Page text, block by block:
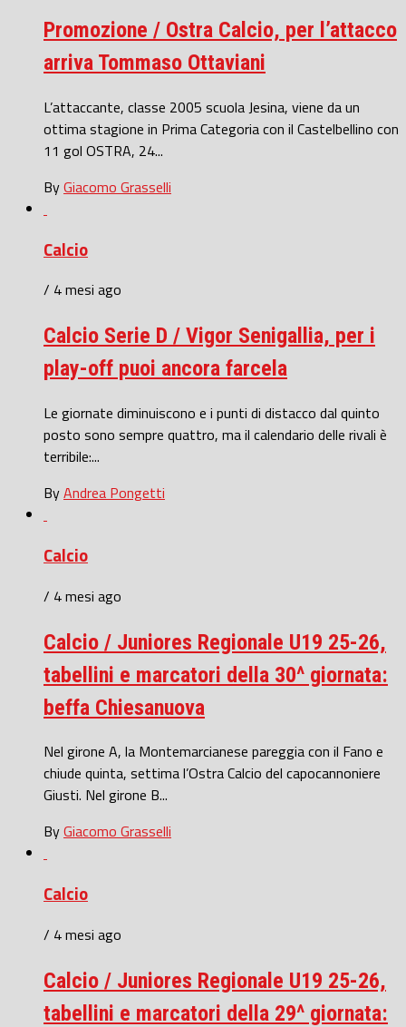
Promozione / Ostra Calcio, per l’attacco
arriva Tommaso Ottaviani
L’attaccante, classe 2005 scuola Jesina, viene da un
ottima stagione in Prima Categoria con il Castelbellino con
11 gol OSTRA, 24...
ByGiacomo Grasselli
Calcio
/ 4 mesi ago
Calcio Serie D / Vigor Senigallia, per i
play-off puoi ancora farcela
Le giornate diminuiscono e i punti di distacco dal quinto
posto sono sempre quattro, ma il calendario delle rivali è
terribile:...
ByAndrea Pongetti
Calcio
/ 4 mesi ago
Calcio / Juniores Regionale U19 25-26,
tabellini e marcatori della 30^ giornata:
beffa Chiesanuova
Nel girone A, la Montemarcianese pareggia con il Fano e
chiude quinta, settima l’Ostra Calcio del capocannoniere
Giusti. Nel girone B...
ByGiacomo Grasselli
Calcio
/ 4 mesi ago
Calcio / Juniores Regionale U19 25-26,
tabellini e marcatori della 29^ giornata: